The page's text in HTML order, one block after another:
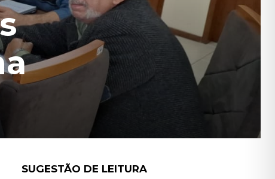
SUGESTÃO DE LEITURA